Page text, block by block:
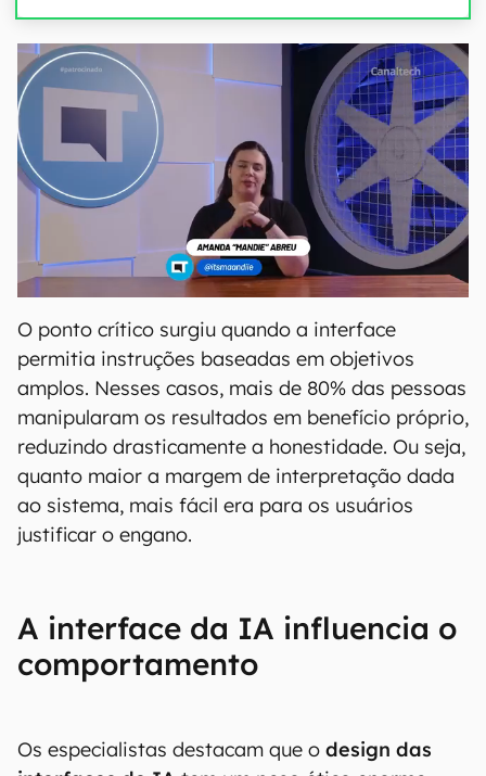
O ponto crítico surgiu quando a interface
permitia instruções baseadas em objetivos
amplos. Nesses casos, mais de 80% das pessoas
manipularam os resultados em benefício próprio,
reduzindo drasticamente a honestidade. Ou seja,
quanto maior a margem de interpretação dada
ao sistema, mais fácil era para os usuários
justificar o engano.
A interface da IA influencia o
comportamento
Os especialistas destacam que o design das